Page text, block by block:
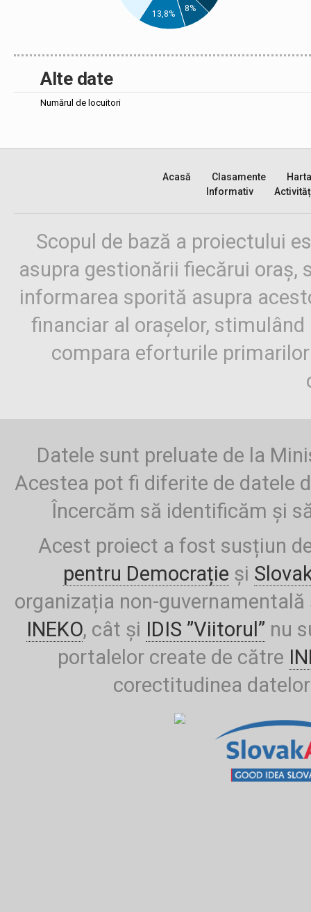
8%
13,8%
Alte date
Numărul de locuitori
Acasă Clasamente
Harta
Informativ
Scopul de bază a proiectului
asupra gestionării fiecărui oraș,
informarea sporită asupra
financiar al orașelor,
compara eforturile
Datele sunt preluate de la
Acestea pot fi diferite de datele
Încercăm să identificăm și
Acest proiect a fost susțiun
pentru Democrație și
organizația non-
INEKO, cât și IDIS ”Viitorul” nu
portalelor create de către
corectitudinea